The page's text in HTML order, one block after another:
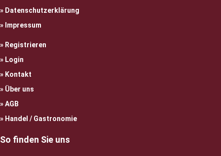
Datenschutzerklärung
Impressum
Registrieren
Login
Kontakt
Über uns
AGB
Handel / Gastronomie
So finden Sie uns